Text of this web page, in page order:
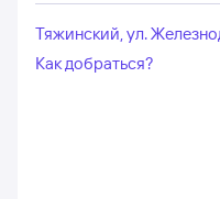
Тяжинский, ул.
Как добраться?